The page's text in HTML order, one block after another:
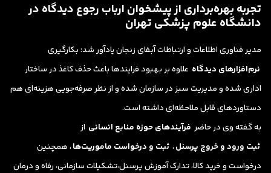
تجربه بهره‌برداری از پیشخوان ارباب رجوع دیدگاه در
دانشگاه علوم پزشکی تهران
مدیر فناوری اطلاعات و ارتباطات آبفای زنجان یادآور شد: بکارگیری
نرم‌افزارهای دیدگاه علاوه بر بهبود فرایندها باعث حذف کاغذ در ساختار
اداری شده و مدیریت سبز در سازمان شده و از نظر صرفه‌جویی هزینه‌ای هم
دستاوردهای قابل ملاحظه‌ای داشته است.
به گفته وی در حاضر فرآیندهای حوزه منابع انسانی از
ثبت ورود و خروج پرسنل، ثبت و درخواست ماموریت‌ها، همچنین
درخواست و خرید کالا، تدارک آموزش پرسنل،تشکیلات سازمانی، رفاه و درمان